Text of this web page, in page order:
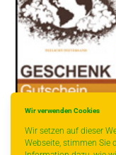
Wir verwenden Cookies
Wir setzen auf dieser
Webseite, stimmen Sie